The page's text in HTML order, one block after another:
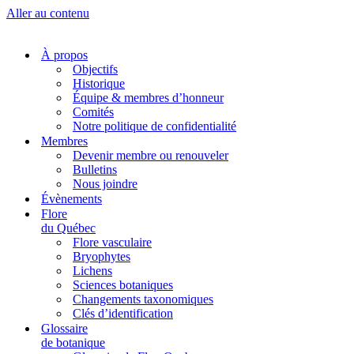
Aller au contenu
À propos
Objectifs
Historique
Équipe & membres d’honneur
Comités
Notre politique de confidentialité
Membres
Devenir membre ou renouveler
Bulletins
Nous joindre
Évènements
Flore
du Québec
Flore vasculaire
Bryophytes
Lichens
Sciences botaniques
Changements taxonomiques
Clés d’identification
Glossaire
de botanique